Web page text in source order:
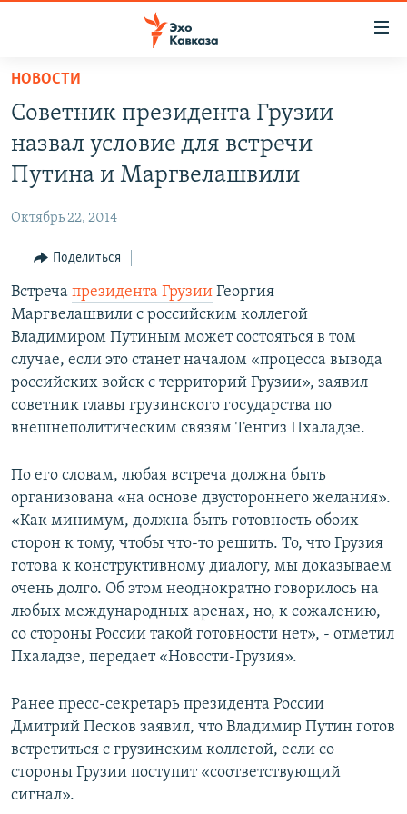
Вернуться
основному
содержанию
Вернутся
главной
навигации
Вернутся
поиску
СУХУМИ
ВЕСЬ КАВКАЗ
СЕВЕРНЫЙ КАВКАЗ
АРМЕНИЯ
АЗЕРБАЙДЖАН
ТЕМЫ
ПОЛИТИКА
ЭКОНОМИКА
ОБЩЕСТВО
КУЛЬТУРА
СПОРТ
РУБРИКИ
НЕКРУГЛЫЙ СТОЛ
ГОСТЬ НЕДЕЛИ
ПОЗИЦИЯ
БЛОГИ
МУЛЬТИМЕДИА
ВИДЕО
ФОТО
АУДИО
ПОДКАСТЫ
АРХИВ РАДИОПРОГРАММЫ
ПРИСОЕДИНЯЙТЕСЬ!
Все сайты РСЕ/РС
НОВОСТИ
Советник президента Грузии
назвал условие для встречи
Путина и Маргвелашвили
Октябрь 22, 2014
Поделиться
Встреча президента Грузии Георгия
Маргвелашвили с российским коллегой
Владимиром Путиным может состояться в том
случае, если это станет началом «процесса вывода
российских войск с территорий Грузии», заявил
советник главы грузинского государства по
внешнеполитическим связям Тенгиз Пхаладзе.
По его словам, любая встреча должна быть
организована «на основе двустороннего желания».
«Как минимум, должна быть готовность обоих
сторон к тому, чтобы что-то решить. То, что Грузия
готова к конструктивному диалогу, мы доказываем
очень долго. Об этом неоднократно говорилось на
любых международных аренах, но, к сожалению,
со стороны России такой готовности нет», - отметил
Пхаладзе, передает «Новости-Грузия».
Ранее пресс-секретарь президента России
Дмитрий Песков заявил, что Владимир Путин готов
встретиться с грузинским коллегой, если со
стороны Грузии поступит «соответствующий
сигнал».